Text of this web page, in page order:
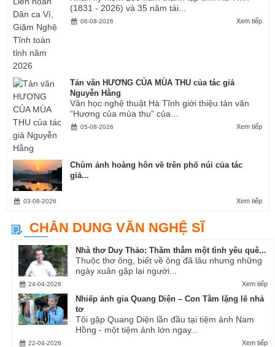
(1831 - 2026) và 35 năm tái...
Xem tiếp
06-08-2026
Tản văn HƯƠNG CỦA MÙA THU của tác giả
Nguyễn Hằng
Văn học nghệ thuật Hà Tĩnh giới thiệu tản văn
“Hương của mùa thu” của...
Xem tiếp
05-08-2026
Chùm ảnh hoàng hôn về trên phố núi của tác
giả...
Xem tiếp
03-08-2026
CHÂN DUNG VĂN NGHỆ SĨ
Nhà thơ Duy Thảo: Thăm thẳm một tình yêu quê...
Thuộc thơ ông, biết về ông đã lâu nhưng những
ngày xuân gặp lại người...
Xem tiếp
24-04-2026
Nhiếp ảnh gia Quang Diện – Con Tằm lặng lẽ nhả
tơ
Tôi gặp Quang Diện lần đầu tại tiệm ảnh Nam
Hồng - một tiệm ảnh lớn ngay...
Xem tiếp
22-04-2026